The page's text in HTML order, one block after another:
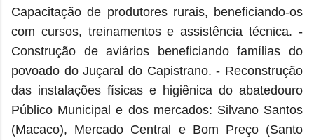
Capacitação de produtores rurais, beneficiando-os
com cursos, treinamentos e assistência técnica. -
Construção de aviários beneficiando famílias do
povoado do Juçaral do Capistrano. - Reconstrução
das instalações físicas e higiênica do abatedouro
Público Municipal e dos mercados: Silvano Santos
(Macaco), Mercado Central e Bom Preço (Santo